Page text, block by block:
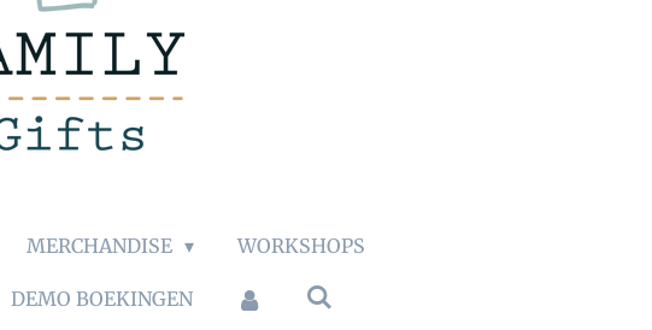
MERCHANDISE WORKSHOPS
DEMO BOEKINGEN